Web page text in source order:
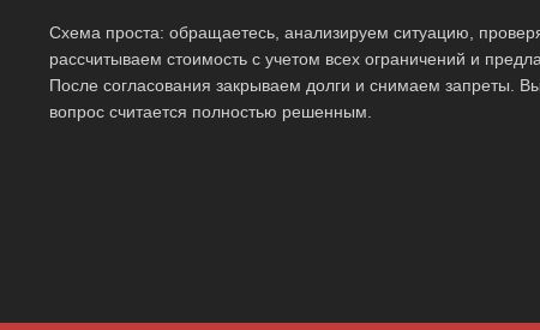
Схема проста: обращаетесь, анализируем ситуацию,
рассчитываем стоимость с учетом всех ограничений и
После согласования закрываем долги и снимаем запреты.
вопрос считается полностью решенным.